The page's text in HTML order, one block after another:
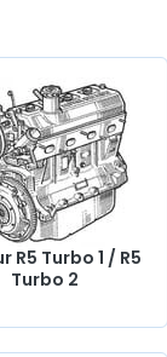
et
1
R5 Turbo 1 / R5
Turbo 2